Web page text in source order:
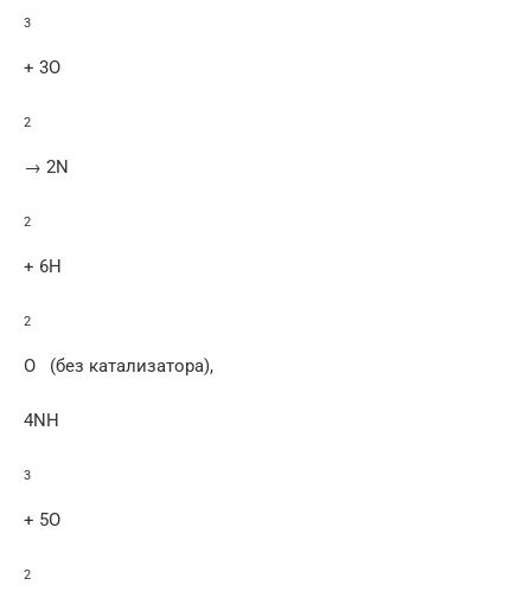
3
+ 3O
2
→ 2N
2
+ 6H
2
O (без катализатора),
4NH
3
+ 5O
2